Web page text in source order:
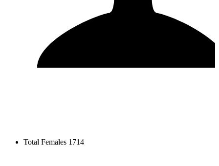
Total Females 1714